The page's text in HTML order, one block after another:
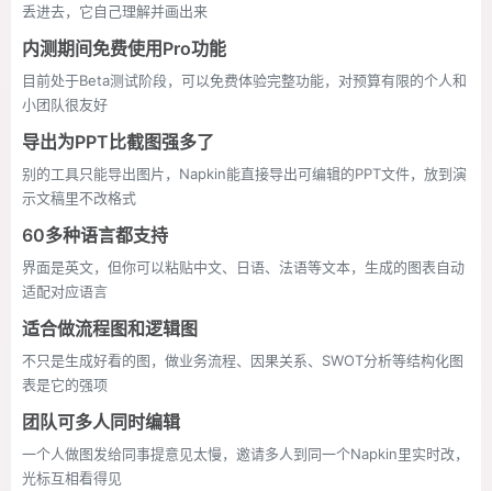
丢进去，它自己理解并画出来
内测期间免费使用Pro功能
目前处于Beta测试阶段，可以免费体验完整功能，对预算有限的个人和
小团队很友好
导出为PPT比截图强多了
别的工具只能导出图片，Napkin能直接导出可编辑的PPT文件，放到演
示文稿里不改格式
60多种语言都支持
界面是英文，但你可以粘贴中文、日语、法语等文本，生成的图表自动
适配对应语言
适合做流程图和逻辑图
不只是生成好看的图，做业务流程、因果关系、SWOT分析等结构化图
表是它的强项
团队可多人同时编辑
一个人做图发给同事提意见太慢，邀请多人到同一个Napkin里实时改，
光标互相看得见